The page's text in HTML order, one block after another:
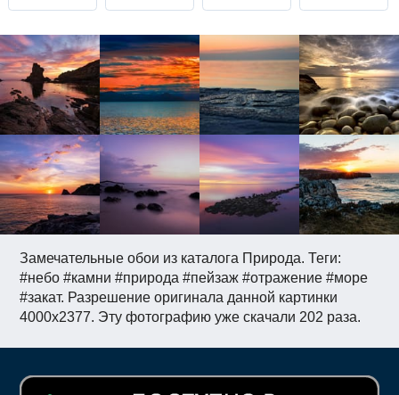
Замечательные обои из каталога Природа. Теги:
#небо #камни #природа #пейзаж #отражение #море
#закат. Разрешение оригинала данной картинки
4000x2377. Эту фотографию уже скачали 202 раза.